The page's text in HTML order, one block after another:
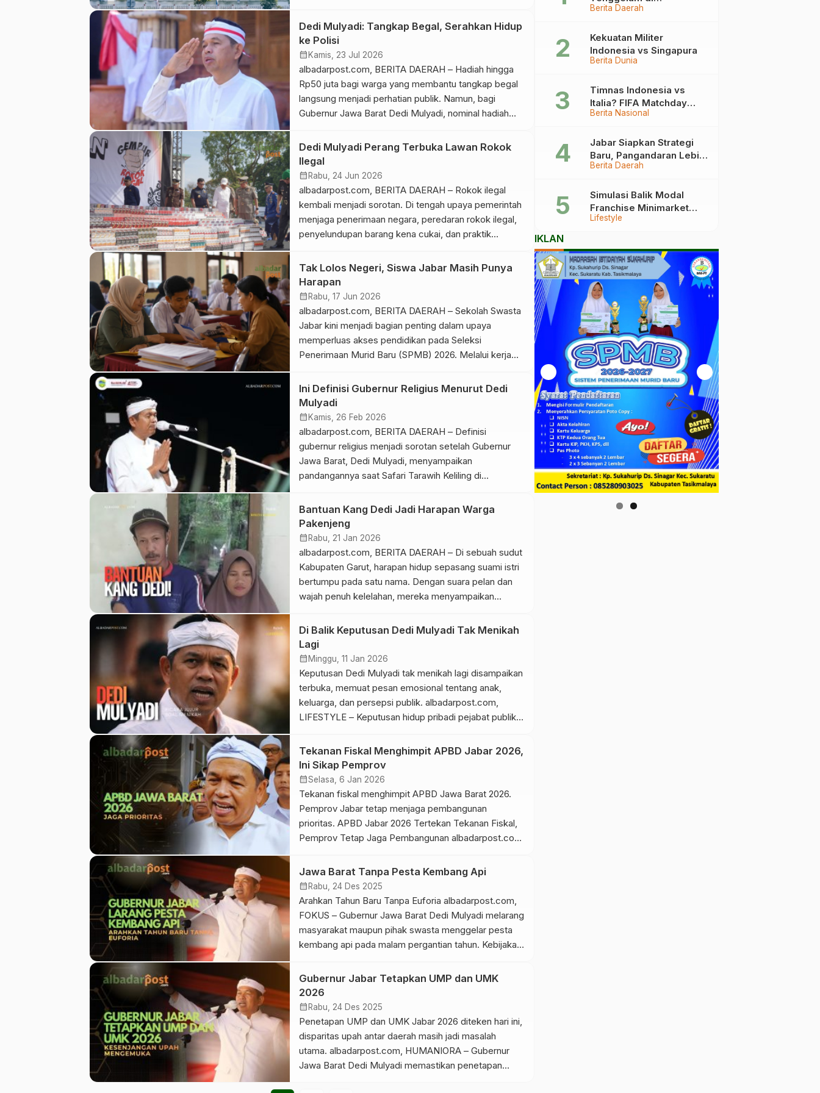
Barat mulai mematangkan berbagai persiapan
sekaligus mengajak masyarakat ikut mendukung agar
agenda syiar Islam tersebut berjalan lancar, tertib, dan
membawa keberkahan bagi seluruh warga. […]
Dedi Mulyadi: Tangkap Begal, Serahkan Hidup
ke Polisi
calendar_month Kamis, 23 Jul 2026
albadarpost.com, BERITA DAERAH – Hadiah hingga
Rp50 juta bagi warga yang membantu tangkap begal
langsung menjadi perhatian publik. Namun, bagi
Gubernur Jawa Barat Dedi Mulyadi, nominal hadiah
syarat yang tidak boleh diabaikan, yakni pelaku begal
harus diserahkan kepada kepolisian dalam keadaan
hidup agar dapat diproses sesuai hukum yang […]
Dedi Mulyadi Perang Terbuka Lawan Rokok
Ilegal
calendar_month Rabu, 24 Jun 2026
albadarpost.com, BERITA DAERAH – Rokok ilegal
kembali menjadi sorotan. Di tengah upaya pemerintah
menjaga penerimaan negara, peredaran rokok ilegal,
penyelundupan barang kena cukai, dan praktik
Akibatnya, negara berpotensi kehilangan miliaran
rupiah yang seharusnya dapat digunakan untuk
membiayai layanan kesehatan, pembangunan daerah,
hingga berbagai program sosial masyarakat. Fakta itu
terungkap […]
Tak Lolos Negeri, Siswa Jabar Masih Punya
Harapan
calendar_month Rabu, 17 Jun 2026
albadarpost.com, BERITA DAERAH – Sekolah Swasta
Jabar kini menjadi bagian penting dalam upaya
memperluas akses pendidikan pada Seleksi
Penerimaan Murid Baru (SPMB) 2026. Melalui kerja
Jawa Barat berupaya memastikan calon murid yang
belum diterima di sekolah negeri tetap memiliki
kesempatan untuk melanjutkan pendidikan. Dengan
demikian, keterbatasan daya tampung sekolah […]
Ini Definisi Gubernur Religius Menurut Dedi
Mulyadi
calendar_month Kamis, 26 Feb 2026
albadarpost.com, BERITA DAERAH – Definisi
gubernur religius menjadi sorotan setelah Gubernur
Jawa Barat, Dedi Mulyadi, menyampaikan
pandangannya saat Safari Tarawih Keliling di
religius bukan sekadar simbol keagamaan, melainkan
keberpihakan nyata kepada rakyat. Bahkan, ia
menyampaikan pernyataan tegas yang langsung
menyita perhatian jamaah. “Religius itu ketika rakyat
tidak lapar, sekolah […]
Bantuan Kang Dedi Jadi Harapan Warga
Pakenjeng
calendar_month Rabu, 21 Jan 2026
albadarpost.com, BERITA DAERAH – Di sebuah sudut
Kabupaten Garut, harapan hidup sepasang suami istri
bertumpu pada satu nama. Dengan suara pelan dan
wajah penuh kelelahan, mereka menyampaikan
sederhana. Di tengah kondisi ekonomi yang kian
menekan dan persoalan keluarga yang mendesak,
mereka berharap bantuan Kang Dedi bisa menjadi
jalan keluar. Bagi […]
Di Balik Keputusan Dedi Mulyadi Tak Menikah
Lagi
calendar_month Minggu, 11 Jan 2026
Keputusan Dedi Mulyadi tak menikah lagi disampaikan
terbuka, memuat pesan emosional tentang anak,
keluarga, dan persepsi publik. albadarpost.com,
LIFESTYLE – Keputusan hidup pribadi pejabat publik
dipersempit menjadi gosip, padahal di baliknya
terdapat pertimbangan psikologis, relasi keluarga, dan
beban simbolik sebagai figur negara. Itulah konteks
yang muncul ketika Gubernur […]
Tekanan Fiskal Menghimpit APBD Jabar 2026,
Ini Sikap Pemprov
calendar_monthSelasa, 6 Jan 2026
Tekanan fiskal menghimpit APBD Jawa Barat 2026.
Pemprov Jabar tetap menjaga pembangunan
prioritas. APBD Jabar 2026 Tertekan Tekanan Fiskal,
Pemprov Tetap Jaga Pembangunan albadarpost.com,
tantangan utama Pemerintah Provinsi Jawa Barat
dalam menyusun Anggaran Pendapatan dan Belanja
Daerah (APBD) 2026. Ruang fiskal yang semakin
menyempit membuat pemerintah daerah harus […]
Jawa Barat Tanpa Pesta Kembang Api
calendar_month Rabu, 24 Des 2025
Arahkan Tahun Baru Tanpa Euforia albadarpost.com,
FOKUS – Gubernur Jawa Barat Dedi Mulyadi melarang
masyarakat maupun pihak swasta menggelar pesta
kembang api pada malam pergantian tahun. Kebijakan
Pemerintah Provinsi Jawa Barat yang segera
diterbitkan. Langkah tersebut diambil untuk menjaga
ketertiban publik dan mengarahkan perayaan tahun
baru ke aktivitas […]
Gubernur Jabar Tetapkan UMP dan UMK
2026
calendar_month Rabu, 24 Des 2025
Penetapan UMP dan UMK Jabar 2026 diteken hari ini,
disparitas upah antar daerah masih jadi masalah
utama. albadarpost.com, HUMANIORA – Gubernur
Jawa Barat Dedi Mulyadi memastikan penetapan
Berita Daerah
Pangandaran Berakhir
Berita Dunia
Kekuatan Militer
Indonesia vs Singapura
Berita Nasional
Timnas Indonesia vs
Italia? FIFA Matchday
2026 Jadi Laga Terbesar
Berita Daerah
Jabar Siapkan Strategi
Baru, Pangandaran Lebih
Mudah Dijangkau
Lifestyle
Simulasi Balik Modal
Franchise Minimarket
2026
IKLAN